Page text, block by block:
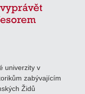
univerzity v
zabývajícím
Židů